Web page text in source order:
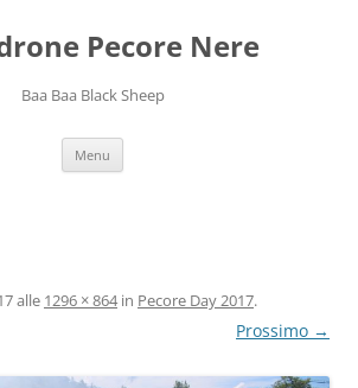
Pecore Nere
Baa Baa Black Sheep
Menu
alle 1296 × 864in Pecore Day 2017.
Prossimo →